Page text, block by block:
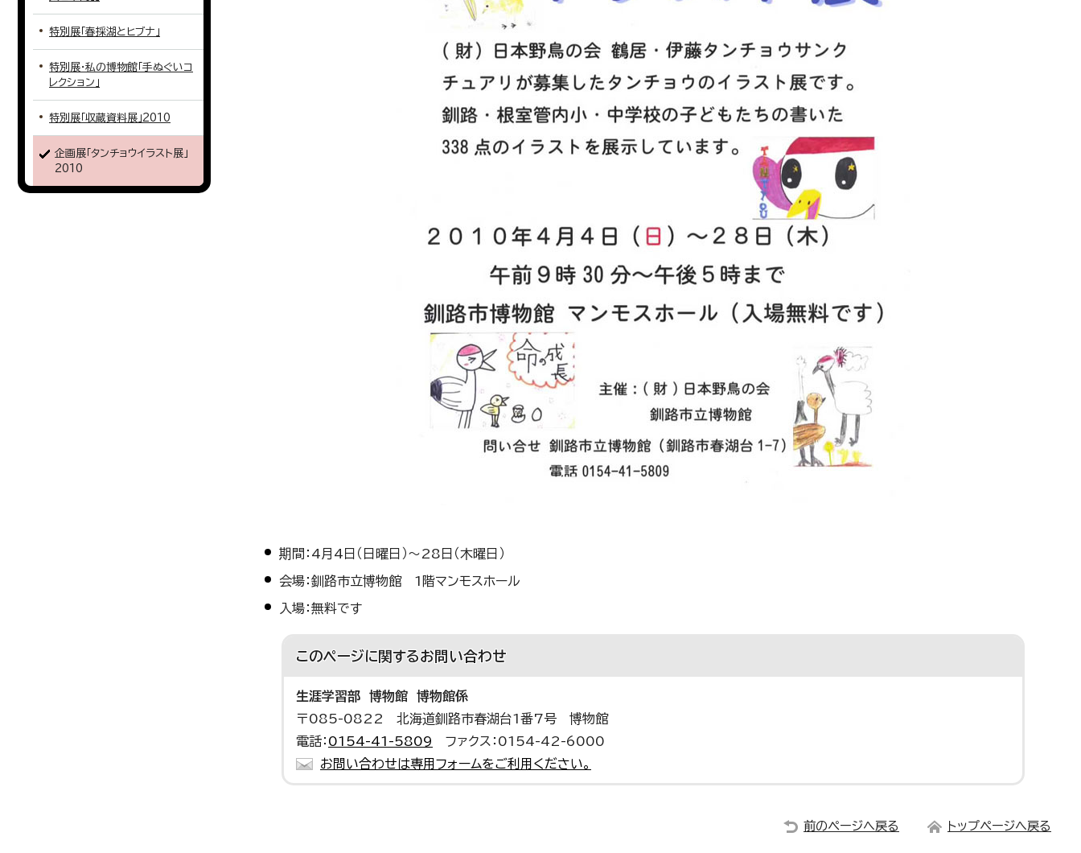
期間：4月4日（日曜日）～28日（木曜日）
会場：釧路市立博物館 1階マンモスホール
入場：無料です
このページに関するお問い合わせ
生涯学習部 博物館 博物館係
〒085-0822 北海道釧路市春湖台1番7号 博物館
電話： 0154-41-5809
ファクス：0154-42-6000
お問い合わせは専用フォームをご利用ください。
特別展「春採湖とヒブナ」
特別展・私の博物館「手ぬぐいコ
レクション」
特別展「収蔵資料展」2010
企画展「タンチョウイラスト展」
2010
前のページへ戻る トップページへ戻る